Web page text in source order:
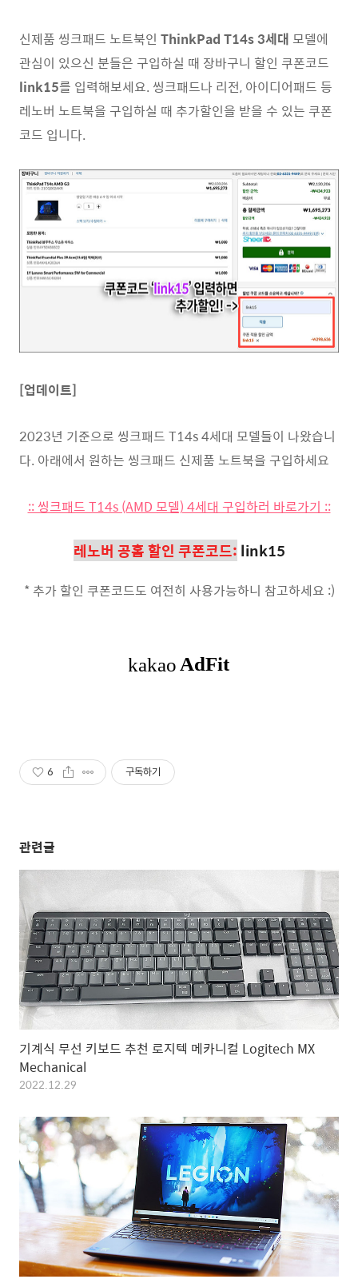
신제품 씽크패드 노트북인 ThinkPad T14s 3세대 모델에
관심이 있으신 분들은 구입하실 때 장바구니 할인 쿠폰코드
link15를 입력해보세요. 씽크패드나 리전, 아이디어패드 등
레노버 노트북을 구입하실 때 추가할인을 받을 수 있는 쿠폰
코드 입니다.
[업데이트]
2023년 기준으로 씽크패드 T14s 4세대 모델들이 나왔습니
다. 아래에서 원하는 씽크패드 신제품 노트북을 구입하세요
:: 씽크패드 T14s (AMD 모델) 4세대 구입하러 바로가기 ::
레노버 공홈 할인 쿠폰코드: link15
* 추가 할인 쿠폰코드도 여전히 사용가능하니 참고하세요 :)
6 구독하기
관련글
기계식 무선 키보드 추천 로지텍 메카니컬 Logitech MX
Mechanical
2022.12.29